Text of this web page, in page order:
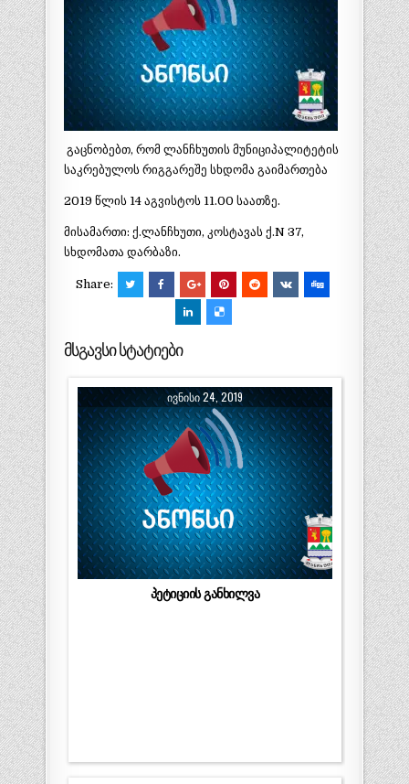
გაცნობებთ, რომ ლანჩხუთის მუნიციპალიტეტის
საკრებულოს რიგგარეშე სხდომა გაიმართება
2019 წლის 14 აგვისტოს 11.00 საათზე.
მისამართი: ქ.ლანჩხუთი, კოსტავას ქ.N 37,
სხდომათა დარბაზი.
Share:
მსგავსი სტატიები
ᲘᲕᲜᲘᲡᲘ 24, 2019
პეტიციის განხილვა